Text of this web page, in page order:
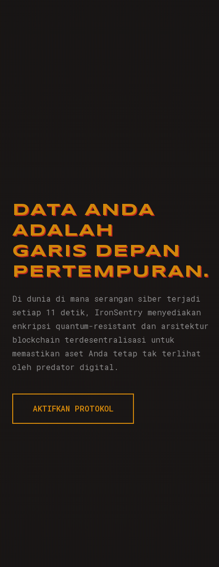
DATA ANDA
ADALAH
GARIS DEPAN
PERTEMPURAN.
Di dunia di mana serangan siber terjadi
setiap 11 detik, IronSentry menyediakan
enkripsi quantum-resistant dan arsitektur
blockchain terdesentralisasi untuk
memastikan aset Anda tetap tak terlihat
oleh predator digital.
AKTIFKAN PROTOKOL